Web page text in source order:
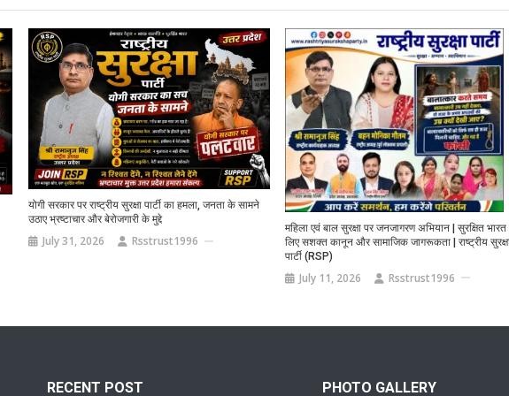
योगी सरकार पर राष्ट्रीय सुरक्षा पार्टी का हमला, जनता के सामने
उठाए भ्रष्टाचार और बेरोजगारी के मुद्दे
July 31, 2026 Rsstrust1996
महिला एवं बाल सुरक्षा पर जनजागरण अभियान | सुरक्षित
लिए सशक्त कानून और सामाजिक जागरूकता | राष्ट्रीय
पार्टी (RSP)
July 11, 2026 Rsstrust1996
RECENT POST PHOTO GALLERY